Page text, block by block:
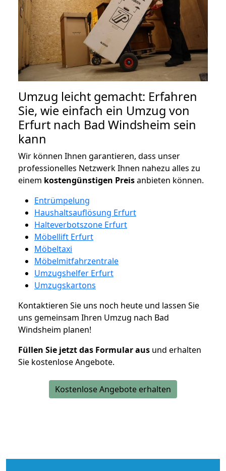
Umzug leicht gemacht: Erfahren
Sie, wie einfach ein Umzug von
Erfurt nach Bad Windsheim sein
kann
Wir können Ihnen garantieren, dass unser
professionelles Netzwerk Ihnen nahezu alles zu
einem kostengünstigen Preisanbieten können.
Entrümpelung
Haushaltsauflösung Erfurt
Halteverbotszone Erfurt
Möbellift Erfurt
Möbeltaxi
Möbelmitfahrzentrale
Umzugshelfer Erfurt
Umzugskartons
Kontaktieren Sie uns noch heute und lassen Sie
uns gemeinsam Ihren Umzug nach Bad
Windsheim planen!
Füllen Sie jetzt das Formular aus und erhalten
Sie kostenlose Angebote.
Kostenlose Angebote erhalten